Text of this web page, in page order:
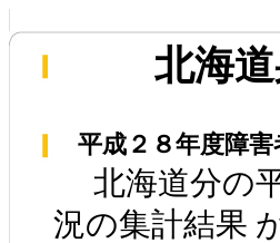
北海
平成２８年度障害
北海道分の
況の集計結果